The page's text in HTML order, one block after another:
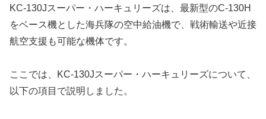
KC-130Jスーパー・ハーキュリーズは、最新型のC-130H
をベース機とした海兵隊の空中給油機で、戦術輸送や近接
航空支援も可能な機体です。
ここでは、KC-130Jスーパー・ハーキュリーズについて、
以下の項目で説明しました。